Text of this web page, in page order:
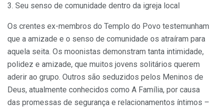
3. Seu senso de comunidade dentro da igreja local
Os crentes ex-membros do Templo do Povo testemunham
que a amizade e o senso de comunidade os atraíram para
aquela seita. Os moonistas demonstram tanta intimidade,
polidez e amizade, que muitos jovens solitários querem
aderir ao grupo. Outros são seduzidos pelos Meninos de
Deus, atualmente conhecidos como A Família, por causa
das promessas de segurança e relacionamentos íntimos –